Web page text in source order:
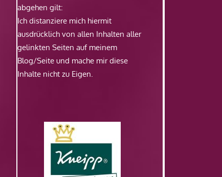
abgehen gilt:
Ich distanziere mich hiermit
ausdrücklich von allen Inhalten aller
gelinkten Seiten auf meinem
Blog/Seite und mache mir diese
Inhalte nicht zu Eigen.